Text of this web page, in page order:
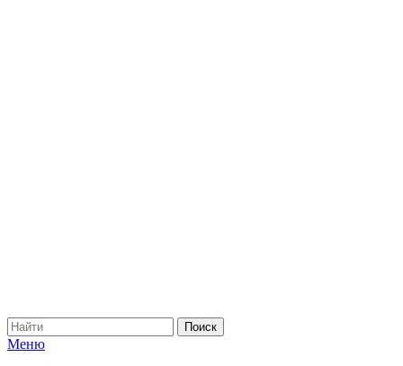
Меню